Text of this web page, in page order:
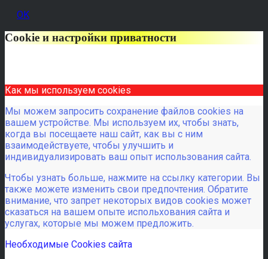
OK
Cookie и настройки приватности
Как мы используем cookies
Мы можем запросить сохранение файлов cookies на
вашем устройстве. Мы используем их, чтобы знать,
когда вы посещаете наш сайт, как вы с ним
взаимодействуете, чтобы улучшить и
индивидуализировать ваш опыт использования сайта.
Чтобы узнать больше, нажмите на ссылку категории. Вы
также можете изменить свои предпочтения. Обратите
внимание, что запрет некоторых видов cookies может
сказаться на вашем опыте испольхования сайта и
услугах, которые мы можем предложить.
Необходимые Cookies сайта